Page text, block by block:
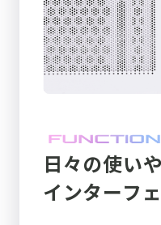
日々の使い
インターフ